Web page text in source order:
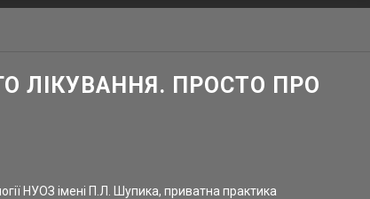
ЛІКУВАННЯ. ПРОСТО ПРО
НУОЗ імені П.Л. Шупика, приватна практика